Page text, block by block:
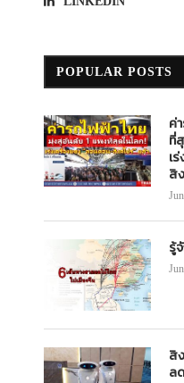
“ช ทวี” ส่งมอบรถเมล์ NGV ใหม่
ปิดฉากมหากาพย์รถเมล์ 7 รัฐ
POPULAR POSTS
ค่
ที่
เ
สิ
รู้
สิ
ล